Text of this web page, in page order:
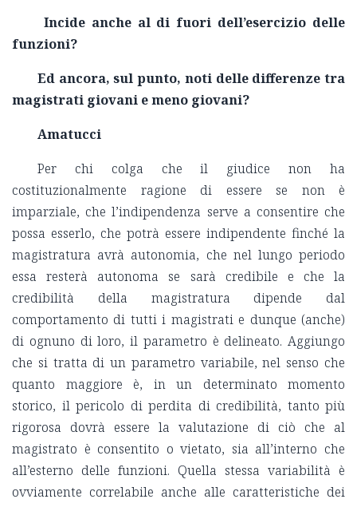
Incide anche al di fuori dell’esercizio delle
funzioni?
Ed ancora, sul punto, noti delle differenze tra
magistrati giovani e meno giovani?
Amatucci
Per chi colga che il giudice non ha
costituzionalmente ragione di essere se non è
imparziale, che l’indipendenza serve a consentire che
possa esserlo, che potrà essere indipendente finché la
magistratura avrà autonomia, che nel lungo periodo
essa resterà autonoma se sarà credibile e che la
credibilità della magistratura dipende dal
comportamento di tutti i magistrati e dunque (anche)
di ognuno di loro, il parametro è delineato. Aggiungo
che si tratta di un parametro variabile, nel senso che
quanto maggiore è, in un determinato momento
storico, il pericolo di perdita di credibilità, tanto più
rigorosa dovrà essere la valutazione di ciò che al
magistrato è consentito o vietato, sia all’interno che
all’esterno delle funzioni. Quella stessa variabilità è
ovviamente correlabile anche alle caratteristiche dei